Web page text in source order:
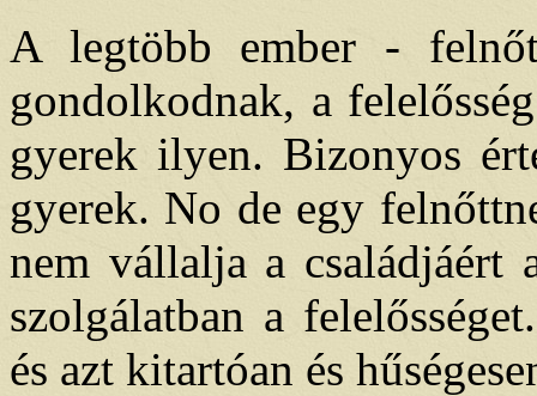
A legtöbb ember -
gondolkodnak, a
gyerek ilyen. Bizonyos
gyerek. No de egy
nem vállalja a családjáért
szolgálatban a
és azt kitartóan és